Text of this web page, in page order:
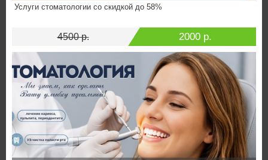
Услуги стоматологии со скидкой до 58%
4500 р. 2000 р.